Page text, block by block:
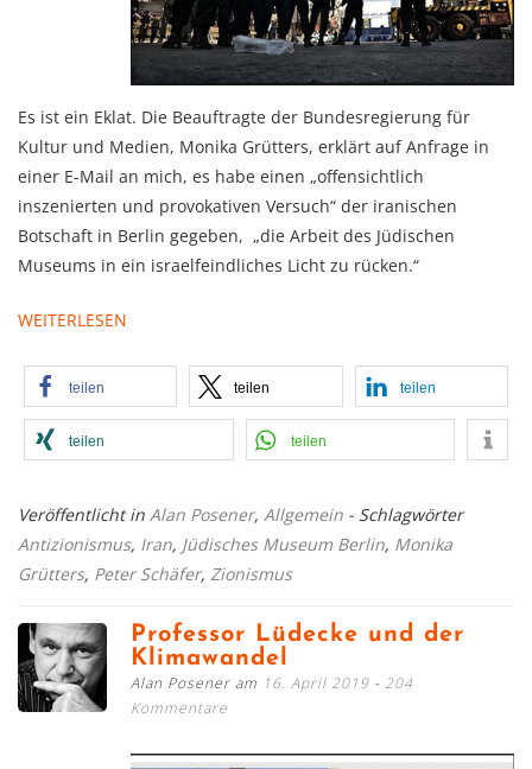
Es ist ein Eklat. Die Beauftragte der Bundesregierung für
Kultur und Medien, Monika Grütters, erklärt auf Anfrage in
einer E-Mail an mich, es habe einen „offensichtlich
inszenierten und provokativen Versuch“ der iranischen
Botschaft in Berlin gegeben, „die Arbeit des Jüdischen
Museums in ein israelfeindliches Licht zu rücken.“
WEITERLESEN
teilen teilen teilen
teilen teilen
Veröffentlicht in Alan Posener, Allgemein - Schlagwörter
Antizionismus, Iran, Jüdisches Museum Berlin, Monika
Grütters, Peter Schäfer, Zionismus
Professor Lüdecke und der
Klimawandel
Alan Posener am 16. April 2019
204
Kommentare